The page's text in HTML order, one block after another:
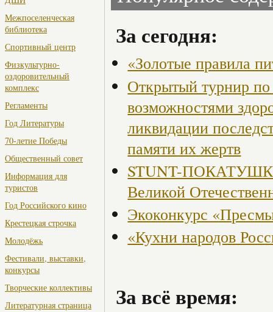
Межпоселенческая
библиотека
Спортивный центр
Физкультурно-
оздоровительный
комплекс
Регламенты
Год Литературы
70-летие Победы
Общественный совет
Информация для
туристов
Год Российского кино
Крестецкая строчка
Молодёжь
Фестивали, выставки,
конкурсы
Творческие коллективы
Литературная страница
За сегодня:
«Золотые правила
Открытый турнир
возможностями
ликвидации
памяти их жертв
STUNT-
Великой
Экоконкурс
«Кухни народов
За всё время: